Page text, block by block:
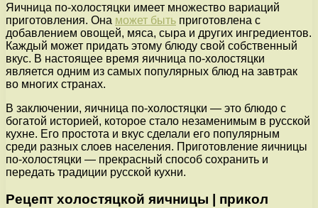
Яичница по-холостяцки имеет множество вариаций
приготовления. Она может быть приготовлена с
добавлением овощей, мяса, сыра и других ингредиентов.
Каждый может придать этому блюду свой собственный
вкус. В настоящее время яичница по-холостяцки
является одним из самых популярных блюд на завтрак
во многих странах.
В заключении, яичница по-холостяцки — это блюдо с
богатой историей, которое стало незаменимым в русской
кухне. Его простота и вкус сделали его популярным
среди разных слоев населения. Приготовление яичницы
по-холостяцки — прекрасный способ сохранить и
передать традиции русской кухни.
Рецепт холостяцкой яичницы | прикол